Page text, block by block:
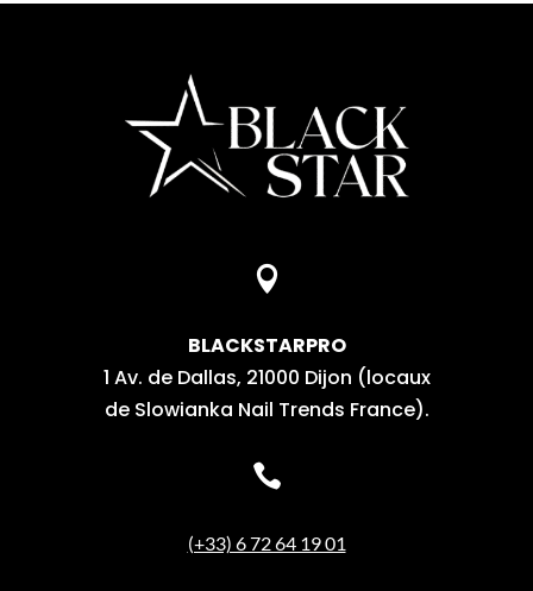

BLACKSTARPRO
1 Av. de Dallas, 21000 Dijon (locaux
de Slowianka Nail Trends France).

(+33) 6 72 64 19 01